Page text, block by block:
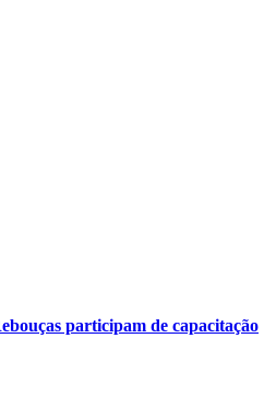
participam de capacitação